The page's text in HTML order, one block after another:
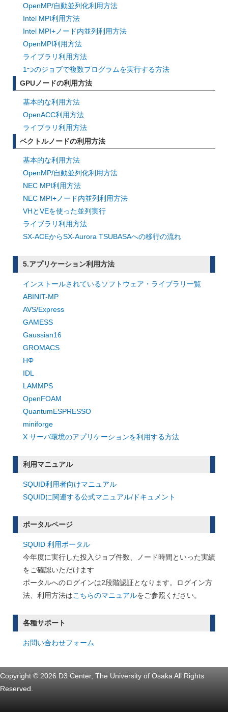
OpenMP/自動並列化利用方法
Intel MPI利用方法
Intel MPI+ノード内並列利用方法
OpenMPI利用方法
ライブラリ利用方法
1つのジョブで複数プログラムを実行する方法
GPUノードの利用方法
基本的な利用方法
OpenACC利用方法
ライブラリ利用方法
ベクトルノードの利用方法
基本的な利用方法
OpenMP/自動並列化利用方法
NEC MPI利用方法
NEC MPI+ノード内並列利用方法
VHとVEを使った並列実行
ライブラリ利用方法
SX-ACEからSX-Aurora TSUBASAへの移行の流れ
5.アプリケーション利用方法
インストールされているソフトウェア・ライブラリ一覧
ABINIT-MP
AVS/Express
GAMESS
Gaussian16
GROMACS
HΦ
IDL
LAMMPS
OpenFOAM
QuantumESPRESSO
miniforge
X サーバ環境のアプリケーションを利用する方法
利用マニュアル
SQUID利用者向けマニュアル
SQUIDに関連する公式マニュアル/ドキュメント
ポータルページ
SQUID 利用ポータル
今年度に実行した投入ジョブ件数、ノード時間といった実績
をご確認いただけます
ポータルへのログインは2段階認証となります。ログイン方
法、利用方法はこちらのマニュアルをご参照ください。
各種サポート
お問い合わせフォーム
Copyright © 2026 D3 Center, The University of Osaka All Rights
Reserved.